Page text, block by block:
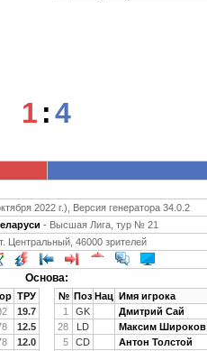
1 :4
2022 г.), Версия генератора 34.0.2
- Высшая Лига, тур № 21
Центральный, 46000 зрителей
Основа:
ТРУ
19.7
12.5
12.0
№ Поз Нац Имя игрока
1
GK Дмитрий Сай
28
LD Максим Широков
5
CD Антон Толстой